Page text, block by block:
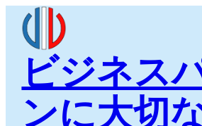
ビジネス
ンに大切